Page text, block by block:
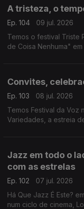
A tristeza, o
Ep. 104
09 jul. 2026
Temos o festival Triste
de Coisa Nenhuma"
Convites,
Ep. 103
08 jul. 2026
Temos Festival da Voz
Variedades, a estreia
Jazz em todo o
com as estrelas
Ep. 102
07 jul. 2026
Há Que Jazz É Este?
num ciclo de cinema,